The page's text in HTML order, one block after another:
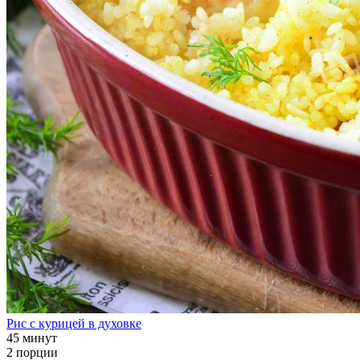
Рис с курицей в духовке
45 минут
2 порции